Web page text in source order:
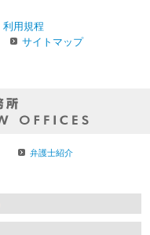
利用規程
サイトマップ
弁護士紹介